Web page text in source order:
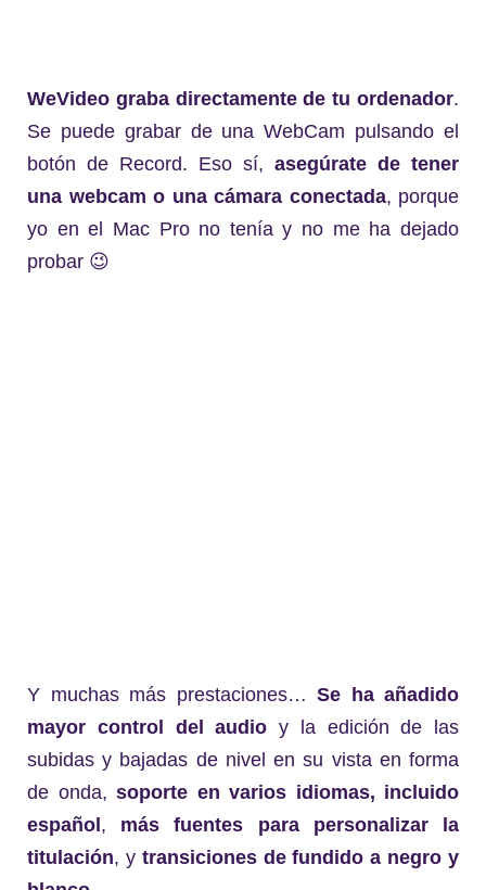
WeVideo graba directamente de tu ordenador.
Se puede grabar de una WebCam pulsando el
botón de Record. Eso sí, asegúrate de tener
una webcam o una cámara conectada, porque
yo en el Mac Pro no tenía y no me ha dejado
probar 😉
Y muchas más prestaciones… Se ha añadido
mayor control del audio y la edición de las
subidas y bajadas de nivel en su vista en forma
de onda, soporte en varios idiomas, incluido
español, más fuentes para personalizar la
titulación, y transiciones de fundido a negro y